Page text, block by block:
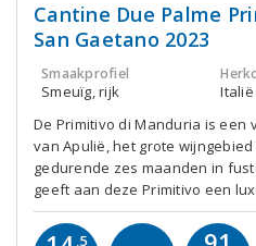
Cantine Due Palme
San Gaetano 2023
Smaakprofiel
Smeuïg, rijk
Italië
De Primitivo di Manduria is een
van Apulië, het grote
gedurende zes maanden in
geeft aan deze Primitivo een
,5